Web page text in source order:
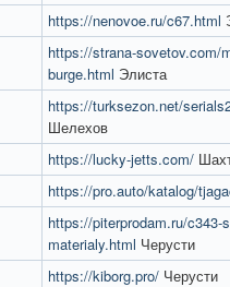
https://nenovoe.ru/c67.html
https://strana-sovetov.com/
burge.html Элиста
https://turksezon.net/
Шелехов
https://lucky-jetts.com/
https://pro.auto/katalog/
https://piterprodam.ru/c343-
materialy.html Черусти
https://kiborg.pro/ Черусти